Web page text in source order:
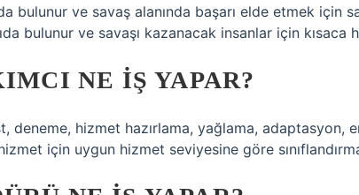
bulunur ve savaş alanında başarı elde etmek için
bulunur ve savaşı kazanacak insanlar için kısaca
NE IŞ YAPAR?
deneme, hizmet hazırlama, yağlama, adaptasyon,
için uygun hizmet seviyesine göre